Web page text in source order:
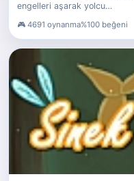
engelleri aşarak yolcu…
4691 oynanma%100 beğeni